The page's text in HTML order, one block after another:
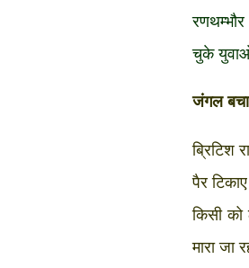
चुके
जंगल
ब्रिटिश
पैर
किसी
मारा जा